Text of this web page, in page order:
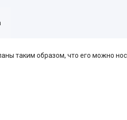
таким образом, что его можно